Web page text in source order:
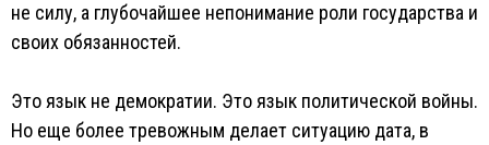
не силу, а глубочайшее непонимание роли государства и
своих обязанностей.
Это язык не демократии. Это язык политической войны.
Но еще более тревожным делает ситуацию дата, в